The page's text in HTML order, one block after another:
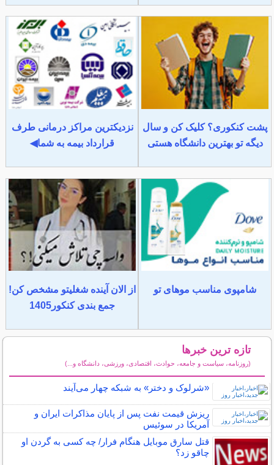
پشت کنکوری؟ کلیک کن و سال
دیگه تو بهترین دانشگاه هستی
نزدیکترین مراکز درمانی طرف
قرارداد بیمه به شما◀
شامپوی مناسب موهای تو
از الان آینده شغلیتو مشخص کن!
جمع بندی کنکور1405
تازه ترین خبرها
(روزنامه، سیاست و جامعه، حوادث، اقتصادی، ورزشی، دانشگاه و...)
«شرلوک و دختر» به شبکه چهار می‌آیند
ریزش قیمت نفت پس از پایان مذاکرات ایران و
آمریکا در سوئیس
قتل سارق موبایل هنگام فرار/ چه کسی به گردن او
چاقو زد؟